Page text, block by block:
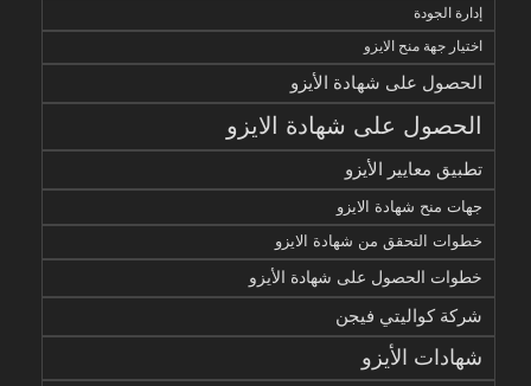
إدارة الجودة
اختيار جهة منح الايزو
الحصول على شهادة الأيزو
الحصول على شهادة الايزو
تطبيق معايير الأيزو
جهات منح شهادة الايزو
خطوات التحقق من شهادة الايزو
خطوات الحصول على شهادة الأيزو
شركة كواليتي فيجن
شهادات الأيزو